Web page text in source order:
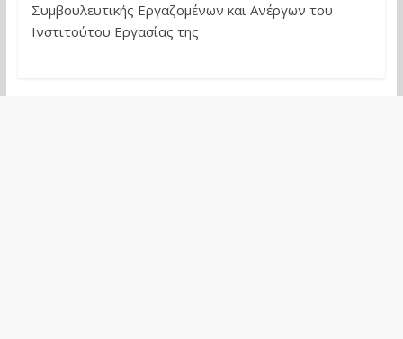
Συμβουλευτικής Εργαζομένων και Ανέργων του
Ινστιτούτου Εργασίας της